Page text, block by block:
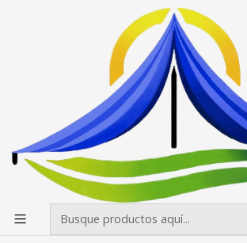
Envíos gratis desde $500.000 en Santiago
Banderas Publicitarias Rectas
Rectas
RPCH
Mastil Recto Impreso Medidas
desde $54.700 CLP